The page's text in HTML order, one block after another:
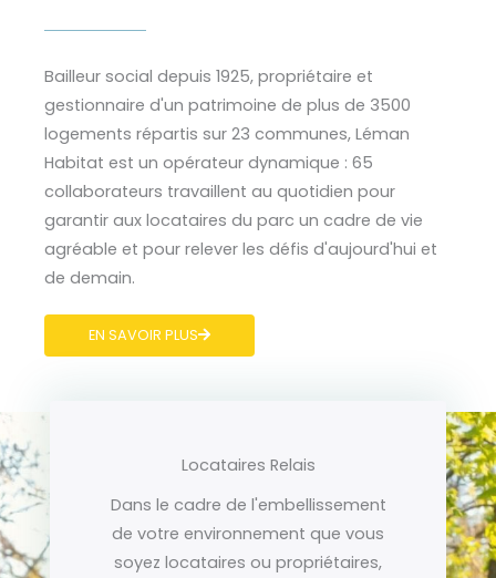
Bailleur social depuis 1925, propriétaire et
gestionnaire d'un patrimoine de plus de 3500
logements répartis sur 23 communes, Léman
Habitat est un opérateur dynamique : 65
collaborateurs travaillent au quotidien pour
garantir aux locataires du parc un cadre de vie
agréable et pour relever les défis d'aujourd'hui et
de demain.
EN SAVOIR PLUS
Locataires Relais
Dans le cadre de l'embellissement
de votre environnement que vous
soyez locataires ou propriétaires,